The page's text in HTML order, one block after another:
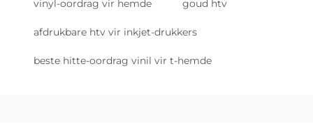
vinyl-oordrag vir hemde goud htv
afdrukbare htv vir inkjet-drukkers
beste hitte-oordrag vinil vir t-hemde